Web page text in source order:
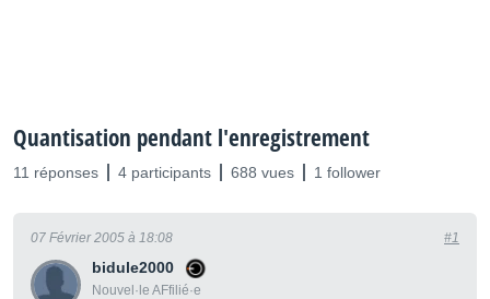
Quantisation pendant l'enregistrement
11 réponses 4 participants 688 vues 1 follower
bidule2000
Nouvel·le AFfilié·e
07 Février 2005 à 18:08 #1